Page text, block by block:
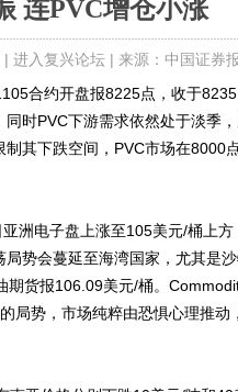
连PVC增仓小涨
| 进入复兴论坛 | 来源：中国证券
合约开盘报8225点，收于
时PVC下游需求依然处于淡季
其下跌空间，PVC市场在8000
电子盘上涨至105美元/桶上方
势会蔓延至海湾国家，尤其是
货报106.09美元/桶。
局势，市场纯粹由恐惧心理推动